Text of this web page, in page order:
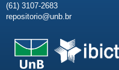
(61) 3107-2683
repositorio@unb.br